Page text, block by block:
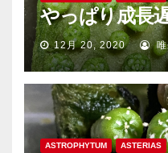
やっぱり成長
12月 20, 2020 唯
ASTROPHYTUM ASTERIAS